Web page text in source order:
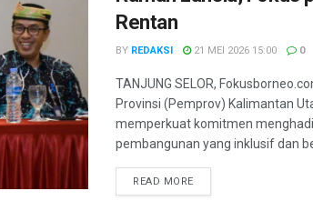
Rentan
BY REDAKSI 21 MEI 2026 15:00 0
TANJUNG SELOR,
Provinsi (Pemprov) Kalimantan
memperkuat komitmen
pembangunan yang inklusif dan
READ MOREDETAILS